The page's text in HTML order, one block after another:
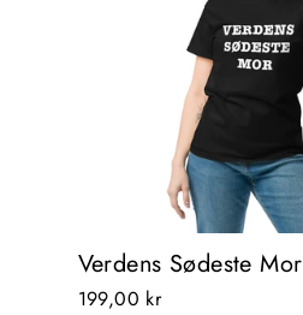
Verdens Sødeste Mor
199,00 kr